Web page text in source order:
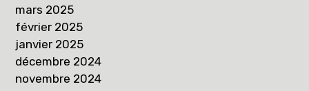
mars 2025
février 2025
janvier 2025
décembre 2024
novembre 2024